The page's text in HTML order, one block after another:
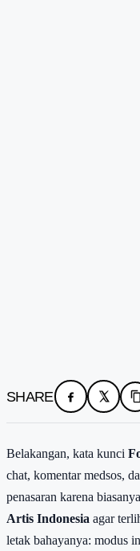
SHARE
Belakangan, kata kunci
chat, komentar medsos,
penasaran karena
Artis Indonesia agar
letak bahayanya: modus